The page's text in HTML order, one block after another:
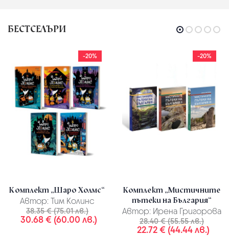
БЕСТСЕЛЪРИ
-20%
Комплект „Шаро Холмс“
Автор: Тим Колинс
38.35 € (75.01 лв.)
30.68 € (60.00 лв.)
-20%
Комплект „Мистичните
пътеки на България“
Автор: Ирена Григорова
28.40 € (55.55 лв.)
22.72 € (44.44 лв.)